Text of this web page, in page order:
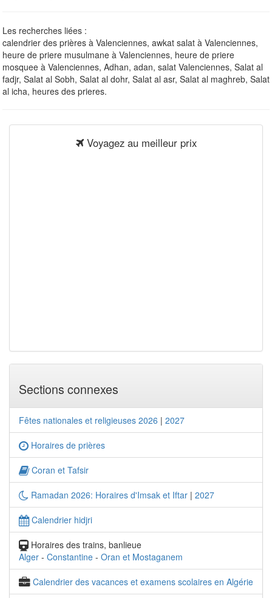
Les recherches liées :
calendrier des prières à Valenciennes, awkat salat à Valenciennes,
heure de priere musulmane à Valenciennes, heure de priere
mosquee à Valenciennes, Adhan, adan, salat Valenciennes, Salat al
fadjr, Salat al Sobh, Salat al dohr, Salat al asr, Salat al maghreb, Salat
al icha, heures des prieres.
Voyagez au meilleur prix
Sections connexes
Fêtes nationales et religieuses 2026 | 2027
Horaires de prières
Coran et Tafsir
Ramadan 2026: Horaires d'Imsak et Iftar | 2027
Calendrier hidjri
Horaires des trains, banlieue
Alger - Constantine - Oran et Mostaganem
Calendrier des vacances et examens scolaires en Algérie